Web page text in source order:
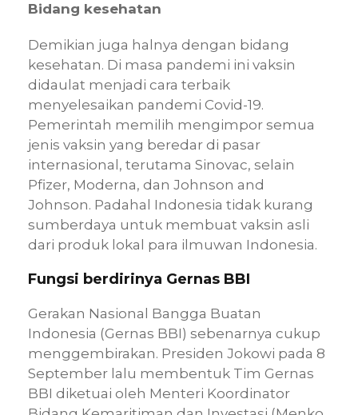
Bidang kesehatan
Demikian juga halnya dengan bidang
kesehatan. Di masa pandemi ini vaksin
didaulat menjadi cara terbaik
menyelesaikan pandemi Covid-19.
Pemerintah memilih mengimpor semua
jenis vaksin yang beredar di pasar
internasional, terutama Sinovac, selain
Pfizer, Moderna, dan Johnson and
Johnson. Padahal Indonesia tidak kurang
sumberdaya untuk membuat vaksin asli
dari produk lokal para ilmuwan Indonesia.
Fungsi berdirinya Gernas BBI
Gerakan Nasional Bangga Buatan
Indonesia (Gernas BBI) sebenarnya cukup
menggembirakan. Presiden Jokowi pada 8
September lalu membentuk Tim Gernas
BBI diketuai oleh Menteri Koordinator